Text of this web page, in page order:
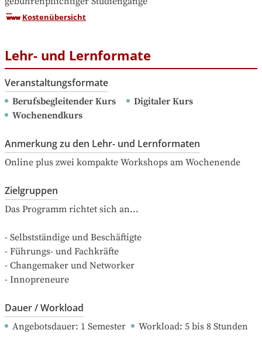
Kostenübersicht
Lehr- und Lernformate
Veranstaltungsformate
Berufsbegleitender Kurs
Digitaler Kurs
Wochenendkurs
Anmerkung zu den Lehr- und Lernformaten
Online plus zwei kompakte Workshops am Wochenende
Zielgruppen
Das Programm richtet sich an...
- Selbstständige und Beschäftigte
- Führungs- und Fachkräfte
- Changemaker und Networker
- Innopreneure
Dauer / Workload
Angebotsdauer: 1 Semester Workload: 5 bis 8 Stunden